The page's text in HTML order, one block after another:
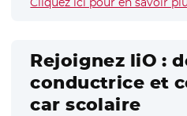
Rejoignez liO :
conductrice et
car scolaire